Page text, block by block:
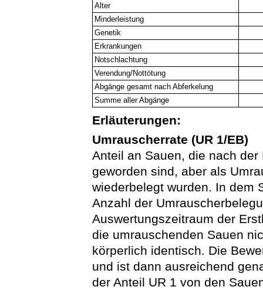
Alter
Minderleistung
Genetik
Erkrankungen
Notschlachtung
Verendung/Nottötung
Abgänge gesamt nach Abferkelung
Summe aller Abgänge
Erläuterungen:
Umrauscherrate (UR 1/EB)
Anteil an Sauen, die nach
geworden sind, aber als
wiederbelegt wurden. In dem
Anzahl der
Auswertungszeitraum der
die umrauschenden Sauen
körperlich identisch. Die
und ist dann ausreichend
der Anteil UR 1 von den